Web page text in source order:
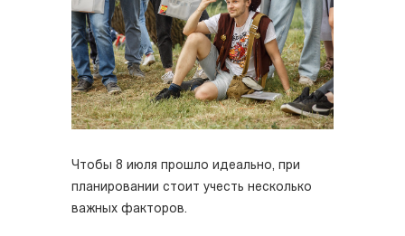
Чтобы 8 июля прошло идеально, при
планировании стоит учесть несколько
важных факторов.